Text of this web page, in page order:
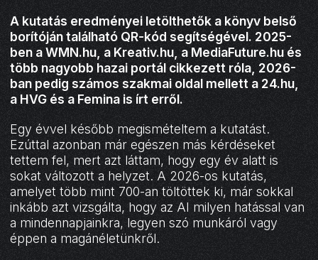
A kutatás eredményei letölthetők a könyv belső
borítóján található QR-kód segítségével. 2025-
ben a WMN.hu, a Kreativ.hu, a MediaFuture.hu és
több nagyobb hazai portál cikkezett róla, 2026-
ban pedig számos szakmai oldal mellett a 24.hu,
a HVG és a Femina is írt erről.
Egy évvel később megismételtem a kutatást.
Ezúttal azonban már egészen más kérdéseket
tettem fel, mert azt láttam, hogy egy év alatt is
sokat változott a helyzet. A 2026-os kutatás,
amelyet több mint 700-an töltöttek ki, már sokkal
inkább azt vizsgálta, hogy az AI milyen hatással van
a mindennapjainkra, legyen szó munkáról vagy
éppen a magánéletünkről.